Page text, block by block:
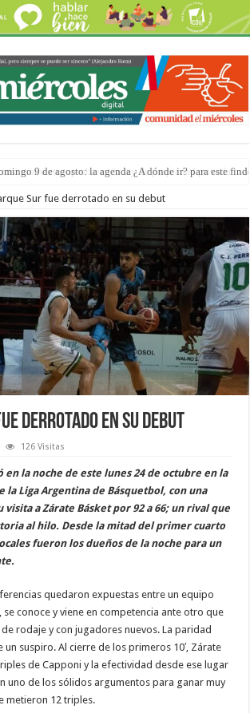
9 de agosto: la agenda ¿A dónde ir? para este
Sur fue derrotado en su debut
derrotado en su debut
126 Visitas
en la noche de este lunes 24 de octubre en la
la Liga Argentina de Básquetbol, con una
visita a Zárate Básket por 92 a 66; un rival que
al hilo. Desde la mitad del primer cuarto
fueron los dueños de la noche para un
quedaron expuestas entre un equipo
se conoce y viene en competencia ante otro que
rodaje y con jugadores nuevos. La paridad
suspiro. Al cierre de los primeros 10′, Zárate
de Capponi y la efectividad desde ese lugar
uno de los sólidos argumentos para ganar muy
metieron 12 triples.